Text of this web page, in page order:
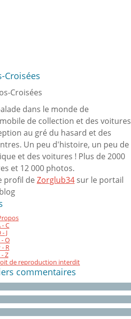
Croisées
dans le monde de
de collection et des voitures
au gré du hasard et des
Un peu d'histoire, un peu de
et des voitures ! Plus de 2000
et 12 000 photos.
profil de Zorglub34 sur le portail
C
J
O
R
Z
de reproduction interdit
commentaires